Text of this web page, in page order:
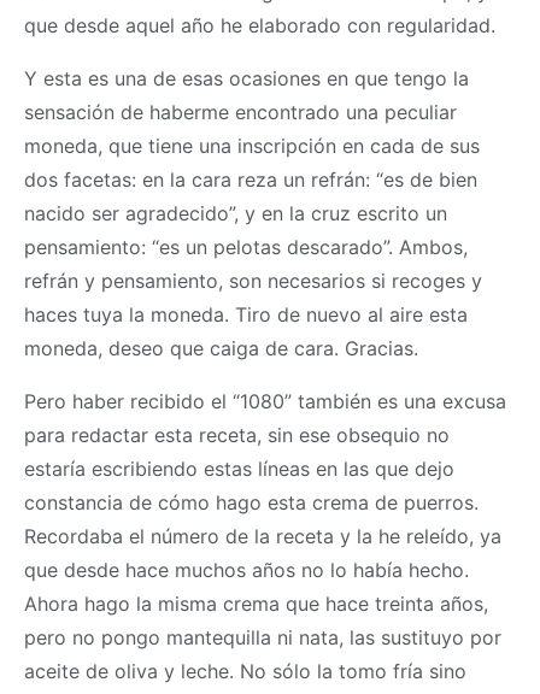
que desde aquel año he elaborado con regularidad.
Y esta es una de esas ocasiones en que tengo la
sensación de haberme encontrado una peculiar
moneda, que tiene una inscripción en cada de sus
dos facetas: en la cara reza un refrán: “es de bien
nacido ser agradecido”, y en la cruz escrito un
pensamiento: “es un pelotas descarado”. Ambos,
refrán y pensamiento, son necesarios si recoges y
haces tuya la moneda. Tiro de nuevo al aire esta
moneda, deseo que caiga de cara. Gracias.
Pero haber recibido el “1080” también es una excusa
para redactar esta receta, sin ese obsequio no
estaría escribiendo estas líneas en las que dejo
constancia de cómo hago esta crema de puerros.
Recordaba el número de la receta y la he releído, ya
que desde hace muchos años no lo había hecho.
Ahora hago la misma crema que hace treinta años,
pero no pongo mantequilla ni nata, las sustituyo por
aceite de oliva y leche. No sólo la tomo fría sino